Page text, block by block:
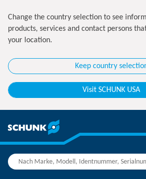
Change the country selection to see
products, services and contact persons
your location.
Keep country
Visit SCHUNK USA